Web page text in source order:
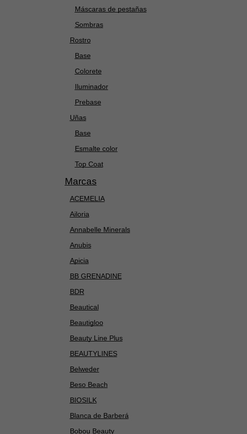
Máscaras de pestañas
Sombras
Rostro
Base
Colorete
Iluminador
Prebase
Uñas
Base
Esmalte color
Top Coat
Marcas
ACEMELIA
Ailoria
Annabelle Minerals
Anubis
Apicia
BB GRENADINE
BDR
Beautical
Beautigloo
Beauty Line Plus
BEAUTYLINES
Belweder
Beso Beach
BIOSILK
Blanca de Barberá
Bobou Beauty